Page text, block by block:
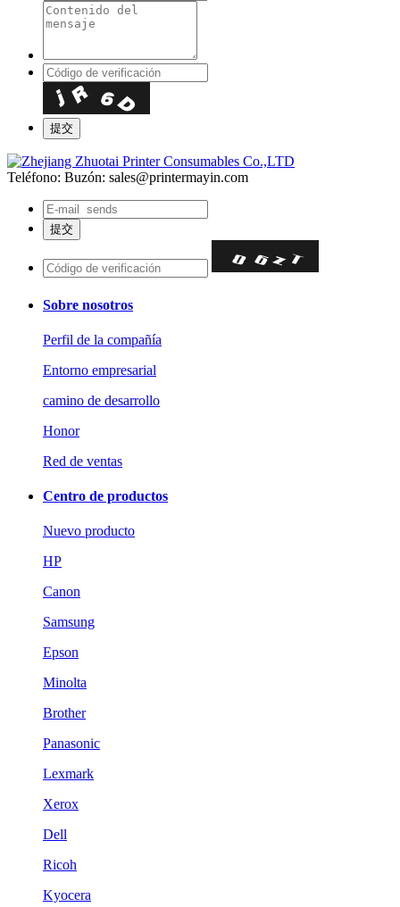
Teléfono: Buzón: sales@printermayin.com
Sobre nosotros
Perfil de la compañía
Entorno empresarial
camino de desarrollo
Honor
Red de ventas
Centro de productos
Nuevo producto
HP
Canon
Samsung
Epson
Minolta
Brother
Panasonic
Lexmark
Xerox
Dell
Ricoh
Kyocera